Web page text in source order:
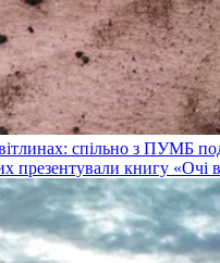
спільно з ПУМБ
презентували книгу «Очі